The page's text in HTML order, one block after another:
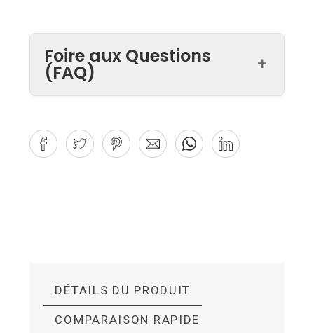
Foire aux Questions
(FAQ) +
DÉTAILS DU PRODUIT
COMPARAISON RAPIDE